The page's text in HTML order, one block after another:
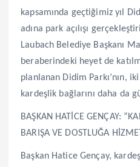
kapsamında geçtiğimiz yıl
adına park açılışı
Laubach Belediye Başkanı
beraberindeki heyet de
planlanan Didim Parkı’nın,
kardeşlik bağlarını daha da
BAŞKAN HATİCE GENÇAY:
BARIŞA VE DOSTLUĞA
Başkan Hatice Gençay,